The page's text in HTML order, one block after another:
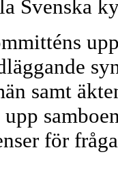
Svenska
samt
för